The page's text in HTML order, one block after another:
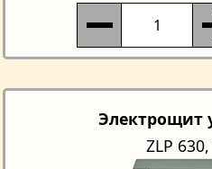
Электрощит
ZLP